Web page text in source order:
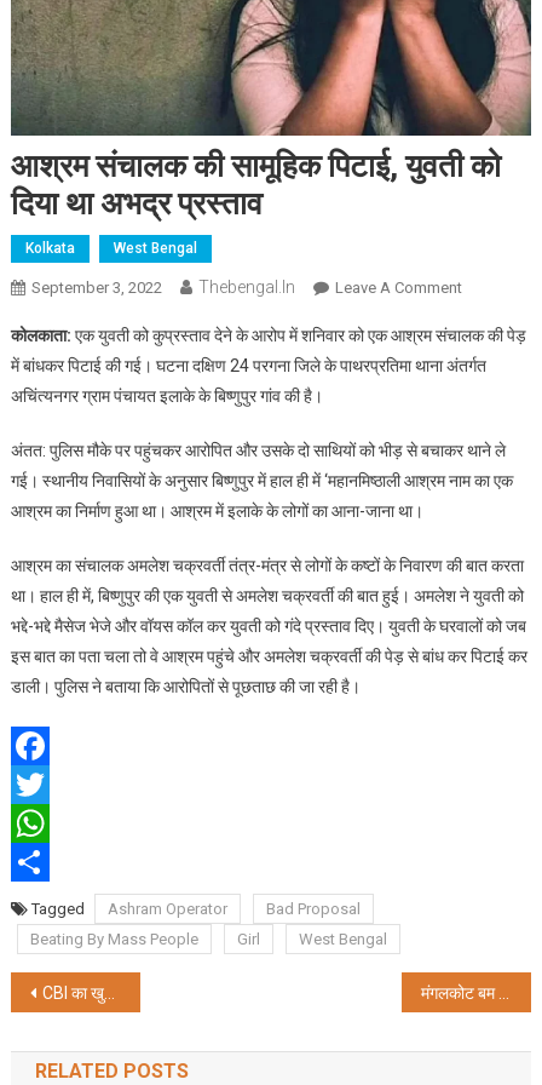
आश्रम संचालक की सामूहिक पिटाई, युवती को
दिया था अभद्र प्रस्ताव
Kolkata West Bengal
September 3, 2022 Thebengal.in Leave A CommentOn
संचालक
की
युवती
को
अभद्र
प्रस्ताव
कोलकाता: एक युवती को कुप्रस्ताव देने के आरोप में शनिवार को एक आश्रम संचालक की पेड़
में बांधकर पिटाई की गई। घटना दक्षिण 24 परगना जिले के पाथरप्रतिमा थाना अंतर्गत
अचिंत्यनगर ग्राम पंचायत इलाके के बिष्णुपुर गांव की है।
अंतत: पुलिस मौके पर पहुंचकर आरोपित और उसके दो साथियों को भीड़ से बचाकर थाने ले
गई। स्थानीय निवासियों के अनुसार बिष्णुपुर में हाल ही में ‘महानमिष्ठाली आश्रम नाम का एक
आश्रम का निर्माण हुआ था। आश्रम में इलाके के लोगों का आना-जाना था।
आश्रम का संचालक अमलेश चक्रवर्ती तंत्र-मंत्र से लोगों के कष्टों के निवारण की बात करता
था। हाल ही में, बिष्णुपुर की एक युवती से अमलेश चक्रवर्ती की बात हुई। अमलेश ने युवती को
भद्दे-भद्दे मैसेज भेजे और वॉयस कॉल कर युवती को गंदे प्रस्ताव दिए। युवती के घरवालों को जब
इस बात का पता चला तो वे आश्रम पहुंचे और अमलेश चक्रवर्ती की पेड़ से बांध कर पिटाई कर
डाली। पुलिस ने बताया कि आरोपितों से पूछताछ की जा रही है।
Facebook
Twitter
WhatsApp
ShareTagged Ashram Operator
Bad Proposal
Beating By Mass People
Girl West Bengal
Post
navigation
CBI का खुलासा, पार्थ के करीबी प्रसन्‍ना ने कई बांग्‍लादेशियों की भी फर्जी तरीके से कराई नियुक्ति
RELATED POSTS